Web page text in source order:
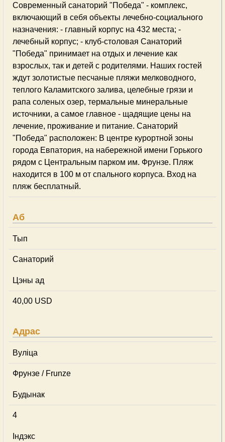
Современный санаторий "Победа" - комплекс,
включающий в себя объекты лечебно-социального
назначения: - главный корпус на 432 места; -
лечебный корпус; - клуб-столовая Санаторий
"Победа" принимает на отдых и лечение как
взрослых, так и детей с родителями. Наших гостей
ждут золотистые песчаные пляжи мелководного,
теплого Каламитского залива, целебные грязи и
рапа соленых озер, термальные минеральные
источники, а самое главное - щадящие цены на
лечение, проживание и питание. Санаторий
"Победа" расположен: В центре курортной зоны
города Евпатория, на набережной имени Горького
рядом с Центральным парком им. Фрунзе. Пляж
находится в 100 м от спального корпуса. Вход на
пляж бесплатный.
Аб
Тып
Cанаторий
Цэны ад
40,00 USD
Адрас
Вуліца
Фрунзе / Frunze
Будынак
4
Індэкс